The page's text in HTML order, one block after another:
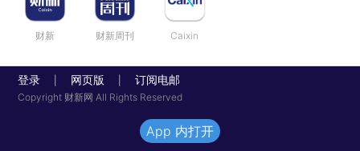
财新 财新周刊 Caixin
登录 网页版 订阅电邮
Copyright 财新网 All Rights Reserved
App 内打开